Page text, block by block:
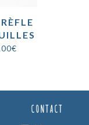
€
25,00€
CONTACT